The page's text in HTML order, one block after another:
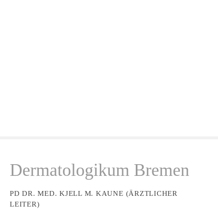
Dermatologikum Bremen
PD DR. MED. KJELL M. KAUNE (ÄRZTLICHER
LEITER)